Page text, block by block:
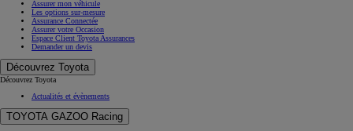
Assurer mon véhicule
Les options sur-mesure
Assurance Connectée
Assurer votre Occasion
Espace Client Toyota Assurances
Demander un devis
Découvrez Toyota
Découvrez Toyota
Actualités et évènements
TOYOTA GAZOO Racing